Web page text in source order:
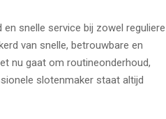
snelle service bij zowel reguliere
van snelle, betrouwbare en
nu gaat om routineonderhoud,
slotenmaker staat altijd